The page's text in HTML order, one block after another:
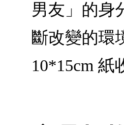
男友」的身
斷改變的環
10*15cm 紙